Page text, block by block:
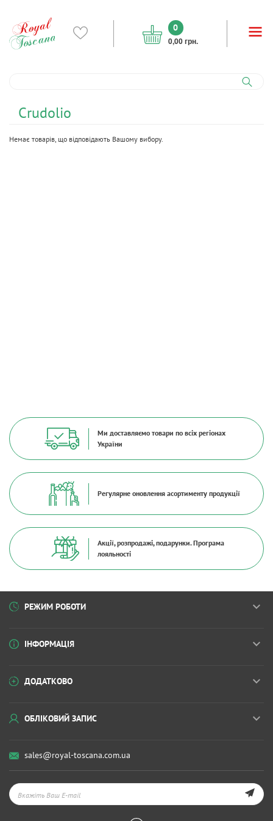
0
0,00 грн.
Crudolio
Немає товарів, що відповідають Вашому вибору.
Ми доставляємо товари по всіх регіонах
України
Регулярне оновлення асортименту продукції
Акції, розпродажі, подарунки. Програма
лояльності
РЕЖИМ РОБОТИ
ІНФОРМАЦІЯ
ДОДАТКОВО
ОБЛІКОВИЙ ЗАПИС
sales@royal-toscana.com.ua